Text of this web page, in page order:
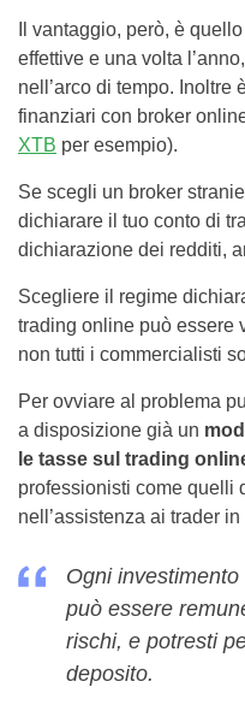
Il vantaggio, però, è
effettive e una volta
nell’arco di tempo. Inoltre
finanziari con broker
XTB per esempio).
Se scegli un broker
dichiarare il tuo conto di
dichiarazione dei redditi,
Scegliere il regime
trading online può essere
non tutti i commercialisti
Per ovviare al problema
a disposizione già un
le tasse sul trading
professionisti come quelli
nell’assistenza ai trader
Ogni
può essere
rischi, e potresti
deposito.